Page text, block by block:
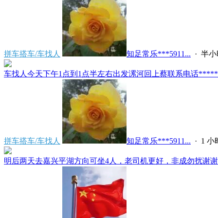
拼车搭车/车找人 知足常乐***5911... · 半
车找人今天下午1点到1点半左右出发漯河回上蔡联系电话
拼车搭车/车找人 知足常乐***5911... · 1 小
明后两天去嘉兴平湖方向可坐4人，老司机更好，非成勿扰谢